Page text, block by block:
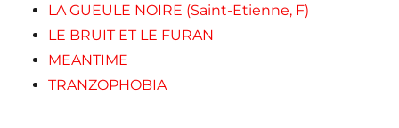
LA GUEULE NOIRE (Saint-Etienne, F)
LE BRUIT ET LE FURAN
MEANTIME
TRANZOPHOBIA